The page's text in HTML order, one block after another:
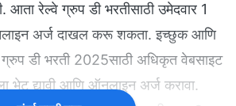
आता रेल्वे ग्रुप डी भरतीसाठी उमेदवार 1
अर्ज दाखल करू शकता. इच्छुक आणि
ग्रुप डी भरती 2025साठी अधिकृत वेबसाइट
द्यावी आणि ऑनलाइन अर्ज करावा.